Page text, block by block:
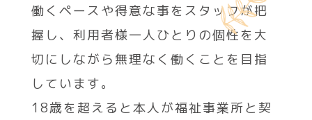
働くペースや得意な事をスタッフが把
握し、利用者様一人ひとりの個性を大
切にしながら無理なく働くことを目指
しています。
18歳を超えると本人が福祉事業所と契